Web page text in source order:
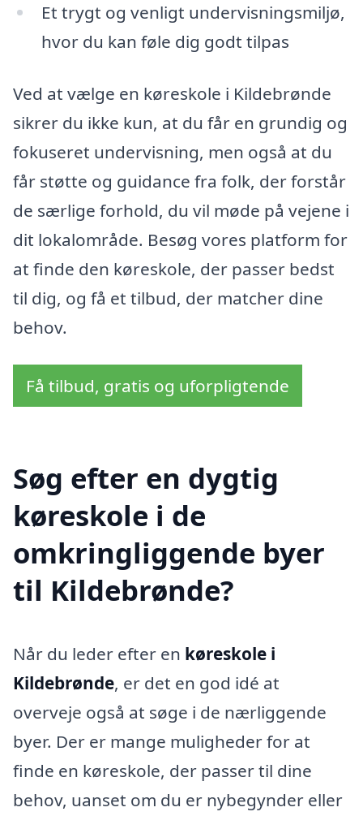
Et trygt og venligt undervisningsmiljø,
hvor du kan føle dig godt tilpas
Ved at vælge en køreskole i Kildebrønde
sikrer du ikke kun, at du får en grundig og
fokuseret undervisning, men også at du
får støtte og guidance fra folk, der forstår
de særlige forhold, du vil møde på vejene i
dit lokalområde. Besøg vores platform for
at finde den køreskole, der passer bedst
til dig, og få et tilbud, der matcher dine
behov.
Få tilbud, gratis og uforpligtende
Søg efter en dygtig
køreskole i de
omkringliggende byer
til Kildebrønde?
Når du leder efter en køreskole i
Kildebrønde, er det en god idé at
overveje også at søge i de nærliggende
byer. Der er mange muligheder for at
finde en køreskole, der passer til dine
behov, uanset om du er nybegynder eller